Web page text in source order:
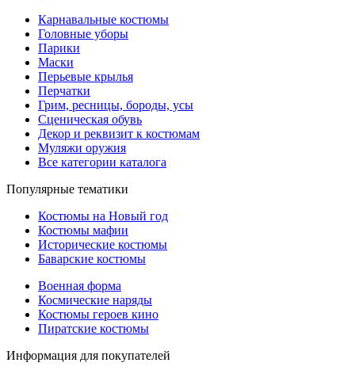
Карнавальные костюмы
Головные уборы
Парики
Маски
Перьевые крылья
Перчатки
Грим, ресницы, бороды, усы
Сценическая обувь
Декор и реквизит к костюмам
Муляжи оружия
Все категории каталога
Популярные тематики
Костюмы на Новый год
Костюмы мафии
Исторические костюмы
Баварские костюмы
Военная форма
Космические наряды
Костюмы героев кино
Пиратские костюмы
Информация для покупателей